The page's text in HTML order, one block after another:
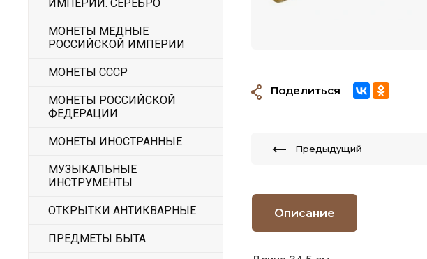
ИМПЕРИИ. СЕРЕБРО
МОНЕТЫ МЕДНЫЕ
РОССИЙСКОЙ ИМПЕРИИ
МОНЕТЫ СССР
МОНЕТЫ РОССИЙСКОЙ
ФЕДЕРАЦИИ
МОНЕТЫ ИНОСТРАННЫЕ
МУЗЫКАЛЬНЫЕ
ИНСТРУМЕНТЫ
ОТКРЫТКИ АНТИКВАРНЫЕ
ПРЕДМЕТЫ БЫТА
Поделиться
Предыдущий
Описание